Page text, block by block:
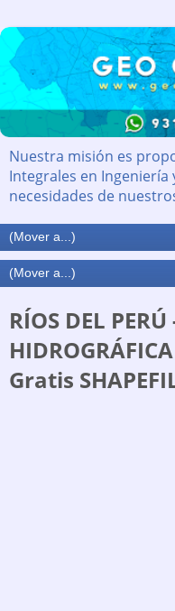
Nuestra misión es
Integrales en Ingeniería
necesidades de
RÍOS DEL
Gratis